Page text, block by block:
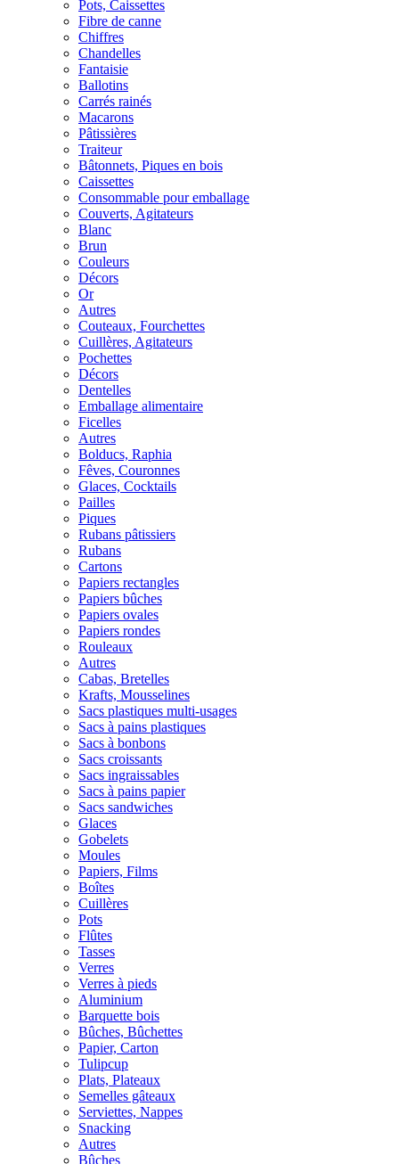
Pots, Caissettes
Fibre de canne
Chiffres
Chandelles
Fantaisie
Ballotins
Carrés rainés
Macarons
Pâtissières
Traiteur
Bâtonnets, Piques en bois
Caissettes
Consommable pour emballage
Couverts, Agitateurs
Blanc
Brun
Couleurs
Décors
Or
Autres
Couteaux, Fourchettes
Cuillères, Agitateurs
Pochettes
Décors
Dentelles
Emballage alimentaire
Ficelles
Autres
Bolducs, Raphia
Fêves, Couronnes
Glaces, Cocktails
Pailles
Piques
Rubans pâtissiers
Rubans
Cartons
Papiers rectangles
Papiers bûches
Papiers ovales
Papiers rondes
Rouleaux
Autres
Cabas, Bretelles
Krafts, Mousselines
Sacs plastiques multi-usages
Sacs à pains plastiques
Sacs à bonbons
Sacs croissants
Sacs ingraissables
Sacs à pains papier
Sacs sandwiches
Glaces
Gobelets
Moules
Papiers, Films
Boîtes
Cuillères
Pots
Flûtes
Tasses
Verres
Verres à pieds
Aluminium
Barquette bois
Bûches, Bûchettes
Papier, Carton
Tulipcup
Plats, Plateaux
Semelles gâteaux
Serviettes, Nappes
Snacking
Autres
Bûches